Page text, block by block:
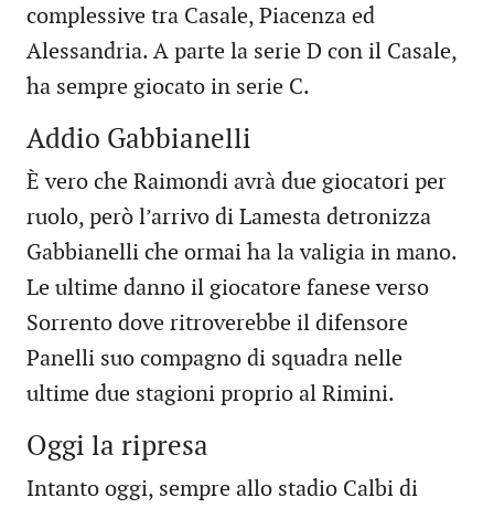
complessive tra Casale, Piacenza ed
Alessandria. A parte la serie D con il Casale,
ha sempre giocato in serie C.
Addio Gabbianelli
È vero che Raimondi avrà due giocatori per
ruolo, però l’arrivo di Lamesta detronizza
Gabbianelli che ormai ha la valigia in mano.
Le ultime danno il giocatore fanese verso
Sorrento dove ritroverebbe il difensore
Panelli suo compagno di squadra nelle
ultime due stagioni proprio al Rimini.
Oggi la ripresa
Intanto oggi, sempre allo stadio Calbi di